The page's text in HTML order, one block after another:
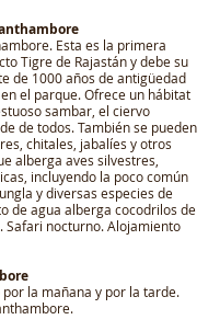
Esta es la primera
Tigre de Rajastán y debe su
de 1000 años de antigüedad
el parque. Ofrece un hábitat
sambar, el ciervo
de todos. También se pueden
chitales, jabalíes y otros
alberga aves silvestres,
incluyendo la poco común
y diversas especies de
de agua alberga cocodrilos de
Safari nocturno. Alojamiento
la mañana y por la tarde.